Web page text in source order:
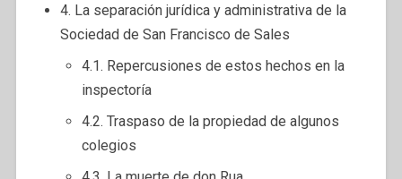
4. La separación jurídica y administrativa de la
Sociedad de San Francisco de Sales
4.1. Repercusiones de estos hechos en la
inspectoría
4.2. Traspaso de la propiedad de algunos
colegios